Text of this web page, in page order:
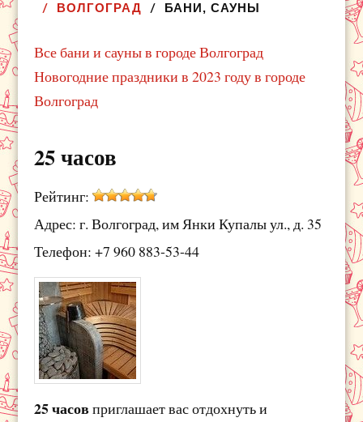
ВОЛГОГРАД
БАНИ, САУНЫ
Все бани и сауны в городе Волгоград
Новогодние праздники в 2023 году в городе
Волгоград
25 часов
Рейтинг:
Адрес: г. Волгоград, им Янки Купалы ул., д. 35
Телефон: +7 960 883-53-44
25 часовприглашает вас отдохнуть и